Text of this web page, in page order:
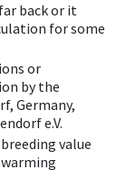
back or it
for some
or
by the
Germany,
e.V.
value